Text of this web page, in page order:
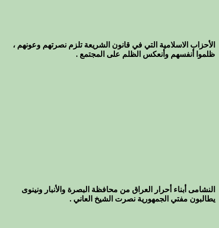
الأحزاب الاسلامية التي في قانون الشريعة تلزم نصرتهم وعونهم ،
ظلموا أنفسهم وأنعكس الظلم على المجتمع .
النشامى أبناء أحرار العراق من محافظة البصرة والأنبار ونينوى
يطالبون مفتي الجمهورية نصرت الشيخ العاني .